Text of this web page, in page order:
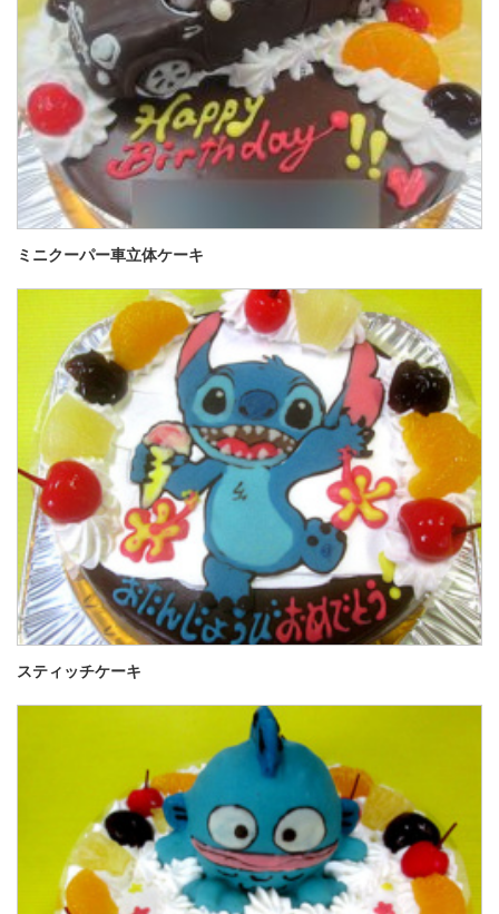
ミニクーパー車立体ケーキ
スティッチケーキ